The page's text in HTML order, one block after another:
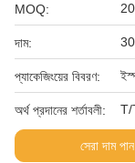
MOQ:
দাম:
প্যাকেজিংয়ের বিবরণ:
অর্থ প্রদানের শর্তাবলী: T/
সেরা দাম পান